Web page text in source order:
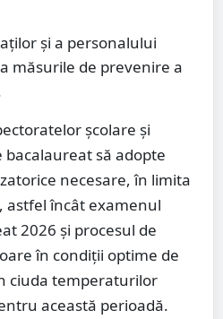
și a personalului
măsurile de prevenire a
școlare și
să adopte
necesare, în limita
astfel încât examenul
2026 și procesul de
în condiții optime de
ciuda temperaturilor
această perioadă.